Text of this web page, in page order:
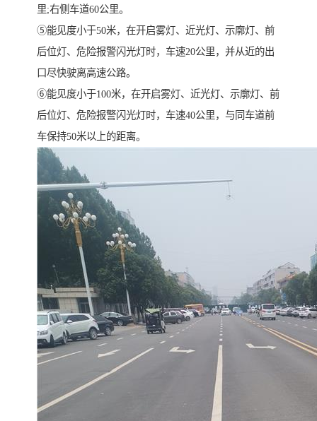
里;右侧车道60公里。
⑤能见度小于50米，在开启雾灯、近光灯、示廓灯、前
后位灯、危险报警闪光灯时，车速20公里，并从近的出
口尽快驶离高速公路。
⑥能见度小于100米，在开启雾灯、近光灯、示廓灯、前
后位灯、危险报警闪光灯时，车速40公里，与同车道前
车保持50米以上的距离。